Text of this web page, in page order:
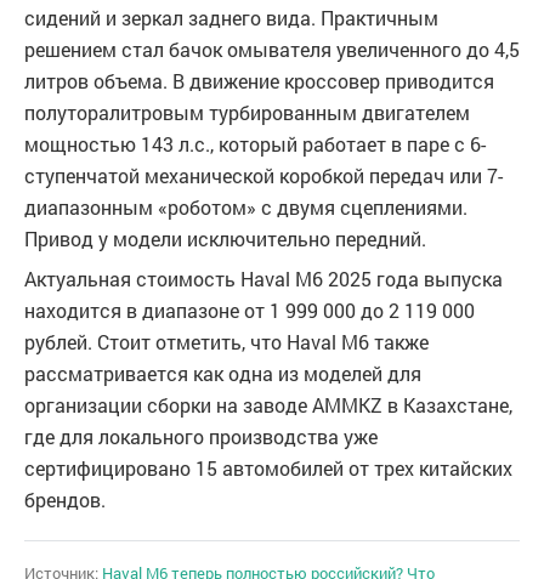
сидений и зеркал заднего вида. Практичным
решением стал бачок омывателя увеличенного до 4,5
литров объема. В движение кроссовер приводится
полуторалитровым турбированным двигателем
мощностью 143 л.с., который работает в паре с 6-
ступенчатой механической коробкой передач или 7-
диапазонным «роботом» с двумя сцеплениями.
Привод у модели исключительно передний.
Актуальная стоимость Haval M6 2025 года выпуска
находится в диапазоне от 1 999 000 до 2 119 000
рублей. Стоит отметить, что Haval M6 также
рассматривается как одна из моделей для
организации сборки на заводе AMMKZ в Казахстане,
где для локального производства уже
сертифицировано 15 автомобилей от трех китайских
брендов.
Источник: Haval M6 теперь полностью российский? Что